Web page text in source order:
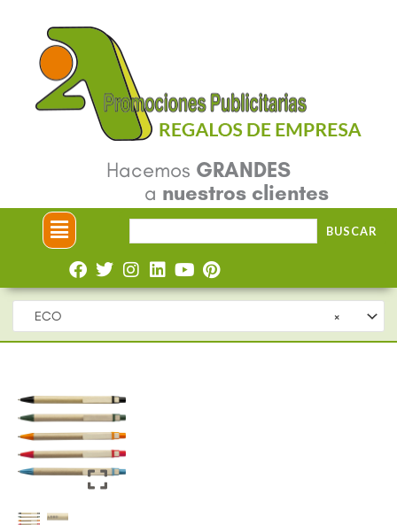
contenido
Hacemos GRANDES
a nuestros clientes
Menú BUSCAR
×
ECO